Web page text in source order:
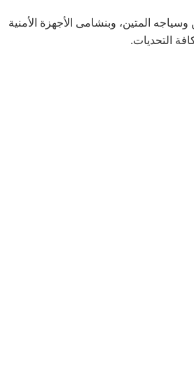
المتين، وبنشامى الأجهزة الأمنية
التحديات.